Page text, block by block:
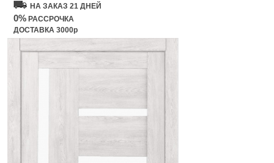
НА ЗАКАЗ 21 ДНЕЙ
0% РАССРОЧКА
ДОСТАВКА 3000р